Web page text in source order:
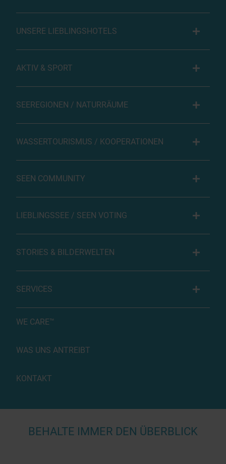
UNSERE LIEBLINGSHOTELS
AKTIV & SPORT
SEEREGIONEN / NATURRÄUME
WASSERTOURISMUS / KOOPERATIONEN
SEEN COMMUNITY
LIEBLINGSSEE / SEEN VOTING
STORIES & BILDERWELTEN
SERVICES
WE CARE™
WAS UNS ANTREIBT
KONTAKT
BEHALTE IMMER DEN ÜBERBLICK